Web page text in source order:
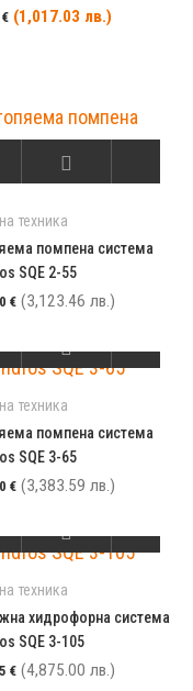
€ (1,017.03 лв.)Текущата
техника
помпена система
SQE 2-55
€ (3,123.46 лв.)
техника
помпена система
SQE 3-65
€ (3,383.59 лв.)
техника
хидрофорна система
SQE 3-105
€ (4,875.00 лв.)